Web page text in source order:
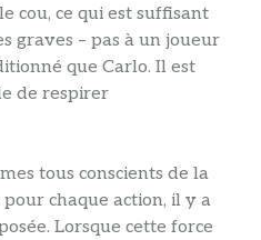
cou, ce qui est suffisant
graves – pas à un joueur
que Carlo. Il est
de respirer
tous conscients de la
chaque action, il y a
Lorsque cette force